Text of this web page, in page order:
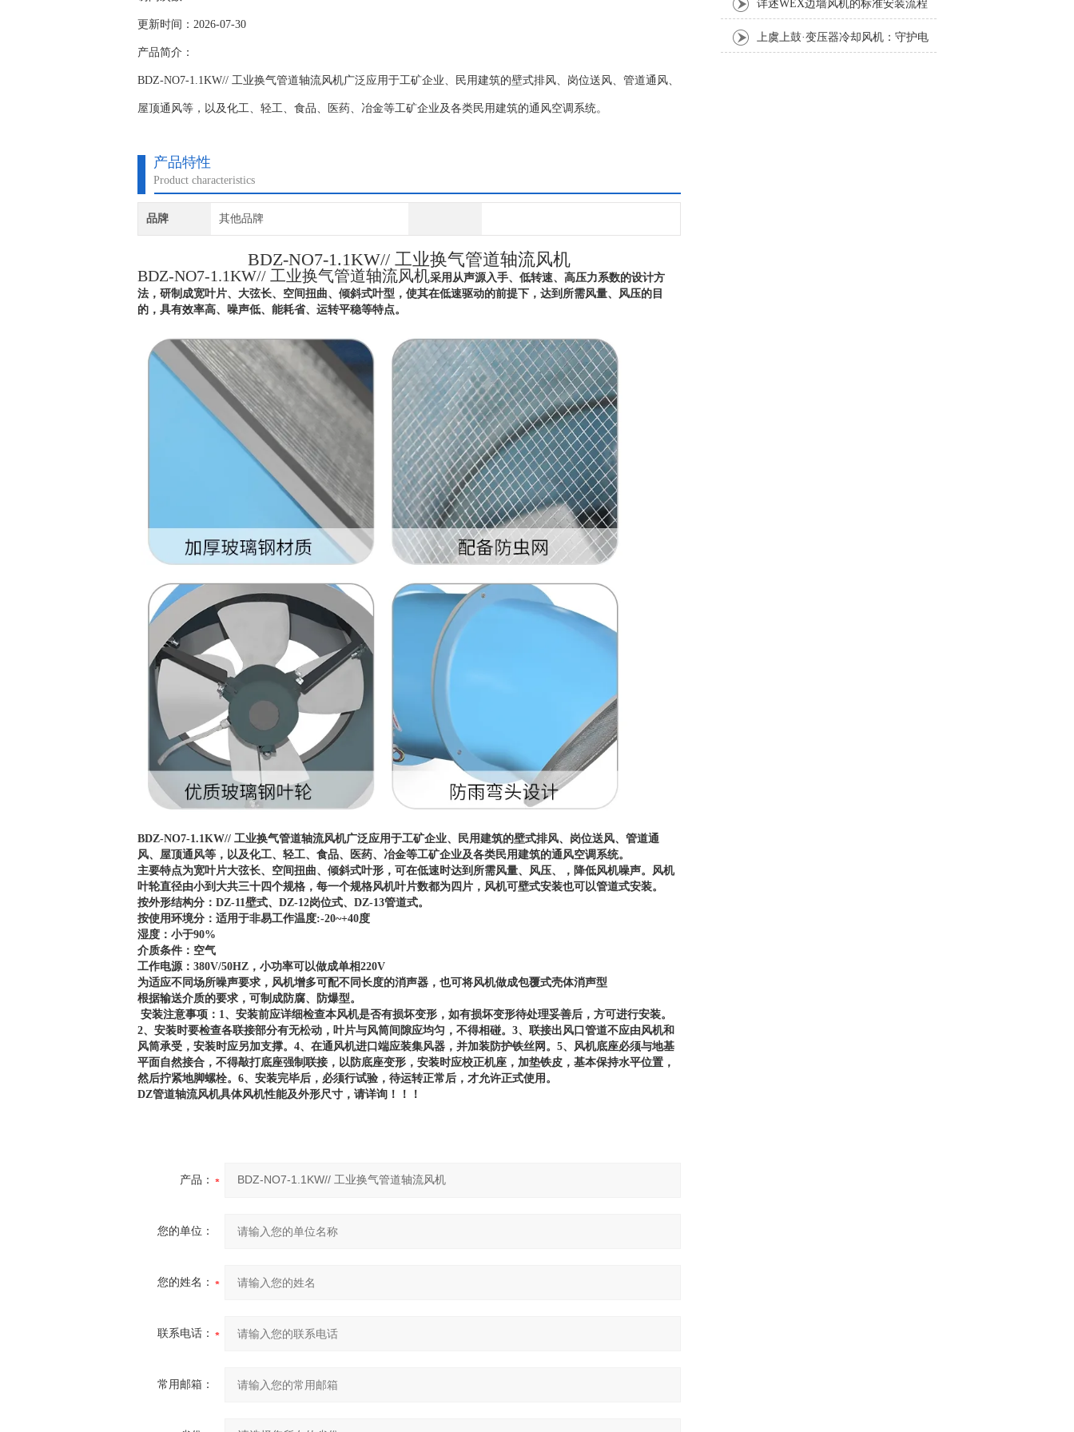
更新时间：2026-07-30
产品简介：
BDZ-NO7-1.1KW// 工业换气管道轴流风机广泛应用于工矿企业、民用建筑的壁式排风、岗位送风、管道通风、
屋顶通风等，以及化工、轻工、食品、医药、冶金等工矿企业及各类民用建筑的通风空调系统。
产品特性
Product characteristics
品牌 其他品牌
BDZ-NO7-1.1KW// 工业换气管道轴流风机
BDZ-NO7-1.1KW// 工业换气管道轴流风机采用从声源入手、低转速、高压力系数的设计方
法，研制成宽叶片、大弦长、空间扭曲、倾斜式叶型，使其在低速驱动的前提下，达到所需风量、风压的目
的，具有效率高、噪声低、能耗省、运转平稳等特点。
BDZ-NO7-1.1KW// 工业换气管道轴流风机广泛应用于工矿企业、民用建筑的壁式排风、岗位送风、管道通
风、屋顶通风等，以及化工、轻工、食品、医药、冶金等工矿企业及各类民用建筑的通风空调系统。
主要特点为宽叶片大弦长、空间扭曲、倾斜式叶形，可在低速时达到所需风量、风压、，降低风机噪声。风机
叶轮直径由小到大共三十四个规格，每一个规格风机叶片数都为四片，风机可壁式安装也可以管道式安装。
按外形结构分：DZ-11壁式、DZ-12岗位式、DZ-13管道式。
按使用环境分：适用于非易工作温度:-20~+40度
湿度：小于90%
介质条件：空气
工作电源：380V/50HZ，小功率可以做成单相220V
为适应不同场所噪声要求，风机增多可配不同长度的消声器，也可将风机做成包覆式壳体消声型
根据输送介质的要求，可制成防腐、防爆型。
安装注意事项：1、安装前应详细检查本风机是否有损坏变形，如有损坏变形待处理妥善后，方可进行安装。
2、安装时要检查各联接部分有无松动，叶片与风筒间隙应均匀，不得相碰。3、联接出风口管道不应由风机和
风筒承受，安装时应另加支撑。4、在通风机进口端应装集风器，并加装防护铁丝网。5、风机底座必须与地基
平面自然接合，不得敲打底座强制联接，以防底座变形，安装时应校正机座，加垫铁皮，基本保持水平位置，
然后拧紧地脚螺栓。6、安装完毕后，必须行试验，待运转正常后，才允许正式使用。
DZ管道轴流风机具体风机性能及外形尺寸，请详询！！！
产品：
您的单位：
您的姓名：
联系电话：
常用邮箱：
详述WEX边墙风机的标准安装流程
与方法 上虞上鼓·变压器冷却风机：守护电